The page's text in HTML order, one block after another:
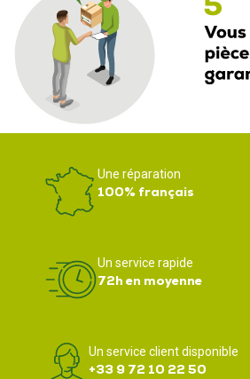
Une réparation
100% français
Un service rapide
72h en moyenne
Un service client disponible
+33 9 72 10 22 50